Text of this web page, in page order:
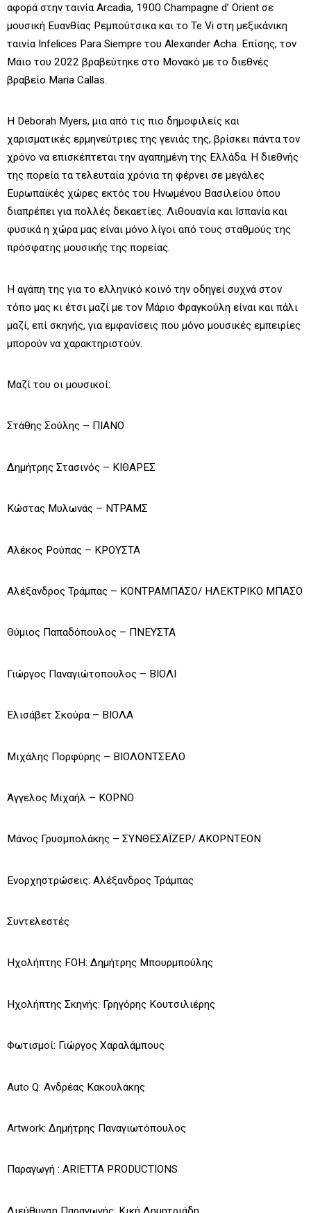
αφορά στην ταινία Arcadia, 1900 Champagne d’ Orient σε
μουσική Ευανθίας Ρεμπούτσικα και το Te Vi στη μεξικάνικη
ταινία Infelices Para Siempre του Alexαnder Αcha. Επίσης, τον
Μάιο του 2022 βραβεύτηκε στο Μονακό με το διεθνές
βραβείο Maria Callas.
Η Deborah Myers, μια από τις πιο δημοφιλείς και
χαρισματικές ερμηνεύτριες της γενιάς της, βρίσκει πάντα τον
χρόνο να επισκέπτεται την αγαπημένη της Ελλάδα. Η διεθνής
της πορεία τα τελευταία χρόνια τη φέρνει σε μεγάλες
Ευρωπαϊκές χώρες εκτός του Ηνωμένου Βασιλείου όπου
διαπρέπει για πολλές δεκαετίες. Λιθουανία και Ισπανία και
φυσικά η χώρα μας είναι μόνο λίγοι από τους σταθμούς της
πρόσφατης μουσικής της πορείας.
Η αγάπη της για το ελληνικό κοινό την οδηγεί συχνά στον
τόπο μας κι έτσι μαζί με τον Μάριο Φραγκούλη είναι και πάλι
μαζί, επί σκηνής, για εμφανίσεις που μόνο μουσικές εμπειρίες
μπορούν να χαρακτηριστούν.
Μαζί του οι μουσικοί:
Στάθης Σούλης – ΠΙΑΝΟ
Δημήτρης Στασινός – ΚΙΘΑΡΕΣ
Κώστας Μυλωνάς – ΝΤΡΑΜΣ
Αλέκος Ρούπας – ΚΡΟΥΣΤΑ
Αλέξανδρος Τράμπας – ΚΟΝΤΡΑΜΠΑΣΟ/ ΗΛΕΚΤΡΙΚΟ ΜΠΑΣΟ
Θύμιος Παπαδόπουλος – ΠΝΕΥΣΤΑ
Γιώργος Παναγιώτοπουλος – ΒΙΟΛΙ
Ελισάβετ Σκούρα – ΒΙΟΛΑ
Μιχάλης Πορφύρης – ΒΙΟΛΟΝΤΣΕΛΟ
Άγγελος Μιχαήλ – ΚΟΡΝΟ
Μάνος Γρυσμπολάκης – ΣΥΝΘΕΣΑΪΖΕΡ/ ΑΚΟΡΝΤΕΟΝ
Ενορχηστρώσεις: Αλέξανδρος Τράμπας
Συντελεστές
Ηχολήπτης FOH: Δημήτρης Μπουρμπούλης
Ηχολήπτης Σκηνής: Γρηγόρης Κουτσιλιέρης
Φωτισμοί: Γιώργος Χαραλάμπους
Auto Q: Ανδρέας Κακουλάκης
Artwork: Δημήτρης Παναγιωτόπουλος
Παραγωγή : ARIETTA PRODUCTIONS